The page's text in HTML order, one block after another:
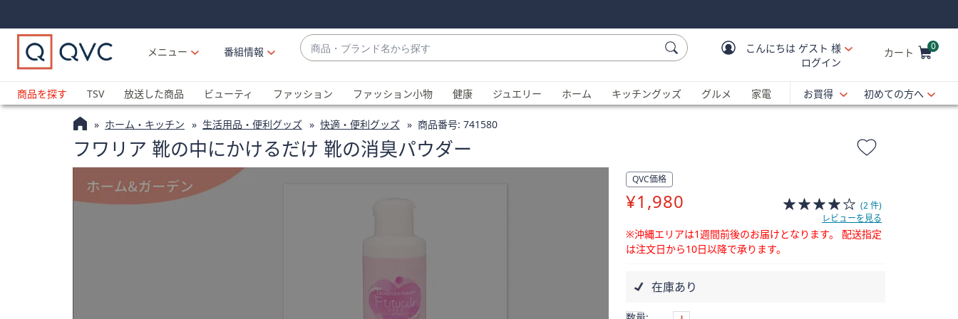
Links
Links2
メニュー
番組情報
商
品・
ラ
ン
ド
名
か
補
が
利
用
可
能
こんにちは ゲスト 様
ログイン
カート 0
商品を探す
TSV 放送した商品 ビューティ ファッション ファッション小物 健康 ジュエリー ホーム キッチングッズ グルメ 家電 お買得 初めての方へ
ホーム・キッチン 生活用品・便利グッズ 快適・便利グッズ 商品番号: 741580
フワリア 靴の中にかけるだけ 靴の消臭パウダー
QVC価格
削
¥1,980
※沖縄エリアは1週間前後のお届けとなります。
配送指定
は注文日から10日以降で承ります。
(2 件)
レビューを見る
在庫あり